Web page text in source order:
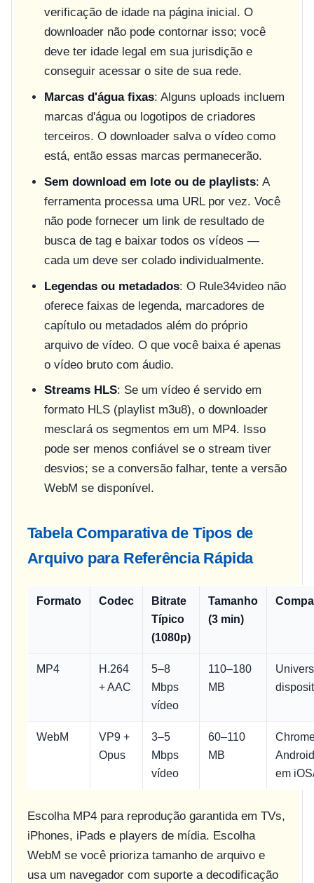
verificação de idade na página inicial. O
downloader não pode contornar isso; você
deve ter idade legal em sua jurisdição e
conseguir acessar o site de sua rede.
Marcas d'água fixas: Alguns uploads incluem
marcas d'água ou logotipos de criadores
terceiros. O downloader salva o vídeo como
está, então essas marcas permanecerão.
Sem download em lote ou de playlists: A
ferramenta processa uma URL por vez. Você
não pode fornecer um link de resultado de
busca de tag e baixar todos os vídeos —
cada um deve ser colado individualmente.
Legendas ou metadados: O Rule34video não
oferece faixas de legenda, marcadores de
capítulo ou metadados além do próprio
arquivo de vídeo. O que você baixa é apenas
o vídeo bruto com áudio.
Streams HLS: Se um vídeo é servido em
formato HLS (playlist m3u8), o downloader
mesclará os segmentos em um MP4. Isso
pode ser menos confiável se o stream tiver
desvios; se a conversão falhar, tente a versão
WebM se disponível.
Tabela Comparativa de Tipos de
Arquivo para Referência Rápida
Formato Codec
Bitrate
Típico
(1080p)
Tamanho
(3 min)
MP4
H.264
+ AAC
5–8
Mbps
vídeo
110–180
MB
WebM
VP9 +
Opus
3–5
Mbps
vídeo
60–110
MB
em
Escolha MP4 para reprodução garantida em TVs,
iPhones, iPads e players de mídia. Escolha
WebM se você prioriza tamanho de arquivo e
usa um navegador com suporte a decodificação